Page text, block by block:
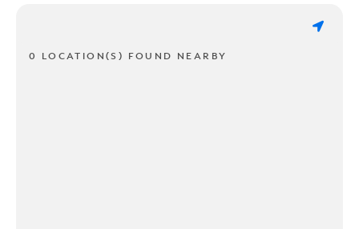
0 LOCATION(S) FOUND NEARBY